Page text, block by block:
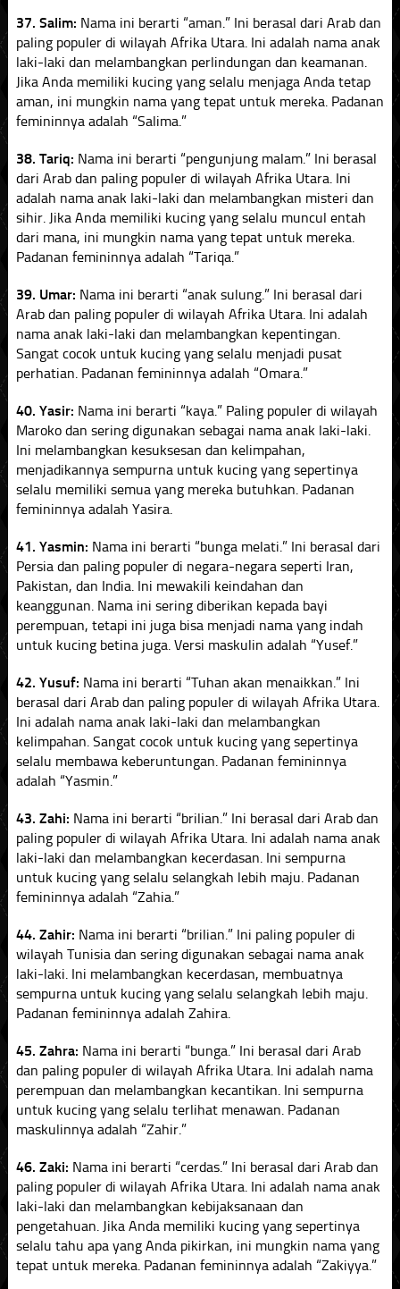
37. Salim: Nama ini berarti “aman.” Ini berasal dari Arab dan
paling populer di wilayah Afrika Utara. Ini adalah nama anak
laki-laki dan melambangkan perlindungan dan keamanan.
Jika Anda memiliki kucing yang selalu menjaga Anda tetap
aman, ini mungkin nama yang tepat untuk mereka. Padanan
femininnya adalah “Salima.”
38. Tariq: Nama ini berarti “pengunjung malam.” Ini berasal
dari Arab dan paling populer di wilayah Afrika Utara. Ini
adalah nama anak laki-laki dan melambangkan misteri dan
sihir. Jika Anda memiliki kucing yang selalu muncul entah
dari mana, ini mungkin nama yang tepat untuk mereka.
Padanan femininnya adalah “Tariqa.”
39. Umar: Nama ini berarti “anak sulung.” Ini berasal dari
Arab dan paling populer di wilayah Afrika Utara. Ini adalah
nama anak laki-laki dan melambangkan kepentingan.
Sangat cocok untuk kucing yang selalu menjadi pusat
perhatian. Padanan femininnya adalah “Omara.”
40. Yasir: Nama ini berarti “kaya.” Paling populer di wilayah
Maroko dan sering digunakan sebagai nama anak laki-laki.
Ini melambangkan kesuksesan dan kelimpahan,
menjadikannya sempurna untuk kucing yang sepertinya
selalu memiliki semua yang mereka butuhkan. Padanan
femininnya adalah Yasira.
41. Yasmin: Nama ini berarti “bunga melati.” Ini berasal dari
Persia dan paling populer di negara-negara seperti Iran,
Pakistan, dan India. Ini mewakili keindahan dan
keanggunan. Nama ini sering diberikan kepada bayi
perempuan, tetapi ini juga bisa menjadi nama yang indah
untuk kucing betina juga. Versi maskulin adalah “Yusef.”
42. Yusuf: Nama ini berarti “Tuhan akan menaikkan.” Ini
berasal dari Arab dan paling populer di wilayah Afrika Utara.
Ini adalah nama anak laki-laki dan melambangkan
kelimpahan. Sangat cocok untuk kucing yang sepertinya
selalu membawa keberuntungan. Padanan femininnya
adalah “Yasmin.”
43. Zahi: Nama ini berarti “brilian.” Ini berasal dari Arab dan
paling populer di wilayah Afrika Utara. Ini adalah nama anak
laki-laki dan melambangkan kecerdasan. Ini sempurna
untuk kucing yang selalu selangkah lebih maju. Padanan
femininnya adalah “Zahia.”
44. Zahir: Nama ini berarti “brilian.” Ini paling populer di
wilayah Tunisia dan sering digunakan sebagai nama anak
laki-laki. Ini melambangkan kecerdasan, membuatnya
sempurna untuk kucing yang selalu selangkah lebih maju.
Padanan femininnya adalah Zahira.
45. Zahra: Nama ini berarti “bunga.” Ini berasal dari Arab
dan paling populer di wilayah Afrika Utara. Ini adalah nama
perempuan dan melambangkan kecantikan. Ini sempurna
untuk kucing yang selalu terlihat menawan. Padanan
maskulinnya adalah “Zahir.”
46. Zaki: Nama ini berarti “cerdas.” Ini berasal dari Arab dan
paling populer di wilayah Afrika Utara. Ini adalah nama anak
laki-laki dan melambangkan kebijaksanaan dan
pengetahuan. Jika Anda memiliki kucing yang sepertinya
selalu tahu apa yang Anda pikirkan, ini mungkin nama yang
tepat untuk mereka. Padanan femininnya adalah “Zakiyya.”